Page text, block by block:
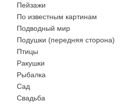
Пейзажи
По известным картинам
Подводный мир
Подушки (передняя сторона)
Птицы
Ракушки
Рыбалка
Сад
Свадьба